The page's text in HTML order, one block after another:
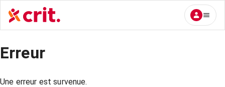
Erreur
Une erreur est survenue.